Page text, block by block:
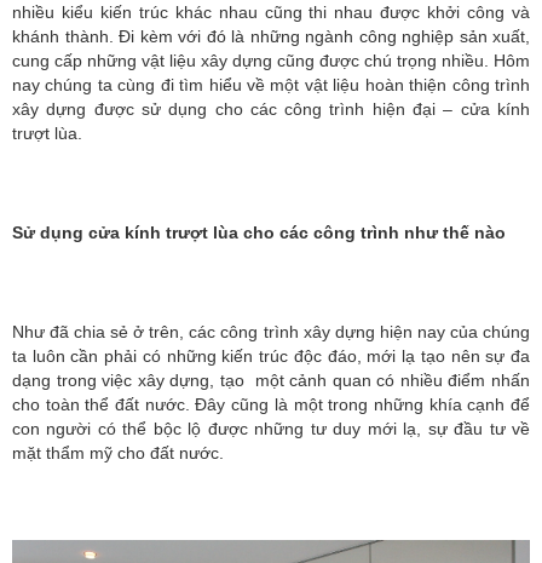
nhiều kiểu kiến trúc khác nhau cũng thi nhau được khởi công và
khánh thành. Đi kèm với đó là những ngành công nghiệp sản xuất,
cung cấp những vật liệu xây dựng cũng được chú trọng nhiều. Hôm
nay chúng ta cùng đi tìm hiểu về một vật liệu hoàn thiện công trình
xây dựng được sử dụng cho các công trình hiện đại – cửa kính
trượt lùa.
Sử dụng cửa kính trượt lùa cho các công trình như thế nào
Như đã chia sẻ ở trên, các công trình xây dựng hiện nay của chúng
ta luôn cần phải có những kiến trúc độc đáo, mới lạ tạo nên sự đa
dạng trong việc xây dựng, tạo một cảnh quan có nhiều điểm nhấn
cho toàn thể đất nước. Đây cũng là một trong những khía cạnh để
con người có thể bộc lộ được những tư duy mới lạ, sự đầu tư về
mặt thẩm mỹ cho đất nước.